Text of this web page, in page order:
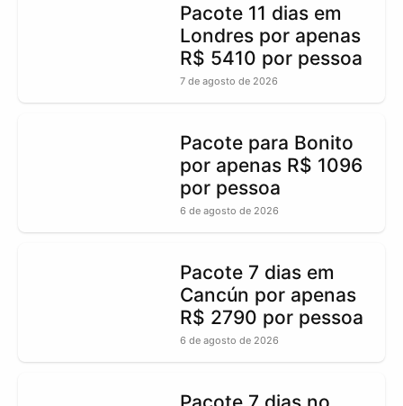
Pacote 11 dias em
Londres por apenas
R$ 5410 por pessoa
7 de agosto de 2026
Pacote para Bonito
por apenas R$ 1096
por pessoa
6 de agosto de 2026
Pacote 7 dias em
Cancún por apenas
R$ 2790 por pessoa
6 de agosto de 2026